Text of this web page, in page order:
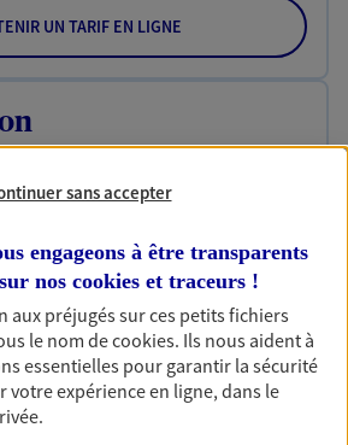
UN TARIF EN LIGNE
unique, comme vous. Le
assure votre sérénité en
vous tient à coeur.
UN TARIF EN LIGNE
Accidents de la Vie
jardinage, pâtissier en herbe
sans accepter
engageons à être transparents
nos cookies et traceurs !
aux préjugés sur ces petits fichiers
le nom decookies. Ils nous aident à
essentielles pour garantir la sécurité
votre expérience en ligne, dans le